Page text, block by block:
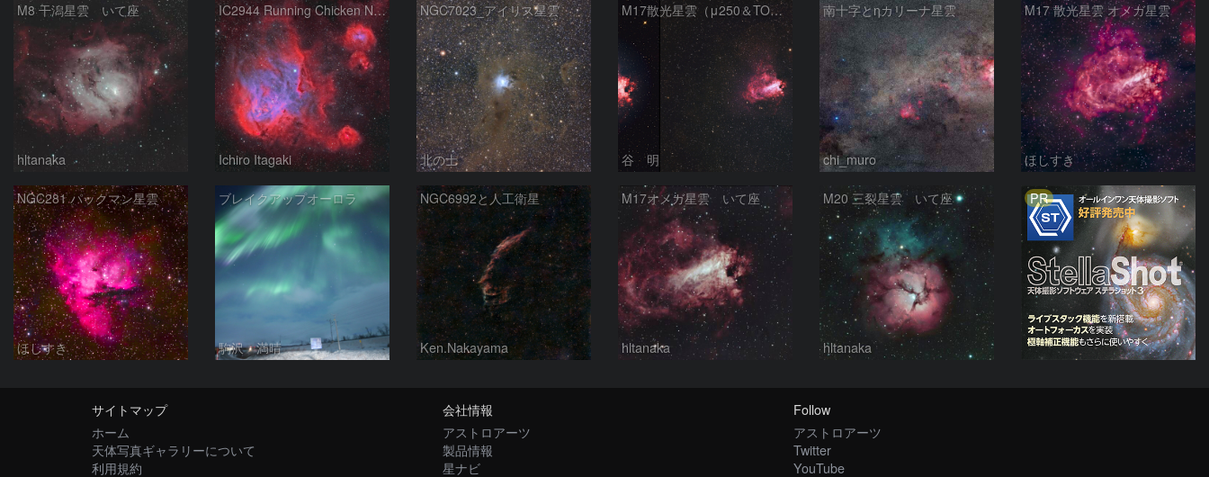
M8 干潟星雲 いて座
hltanaka
IC2944 Running Chicken Nebula
Ichiro Itagaki
NGC7023_アイリス星雲
北の士
M17散光星雲（μ250＆TOA130）
谷 明
南十字とηカリーナ星雲
chi_muro
M17 散光星雲 オメガ星雲
ほしすき
NGC281 パックマン星雲
ほしすき
ブレイクアップオーロラ
駒沢 満晴
NGC6992と人工衛星
Ken.Nakayama
M17オメガ星雲 いて座
hltanaka
M20 三裂星雲 いて座
hltanaka
PR
サイトマップ
ホーム
天体写真ギャラリーについて
利用規約
会社情報
アストロアーツ
製品情報
星ナビ
Follow
アストロアーツ
Twitter
YouTube